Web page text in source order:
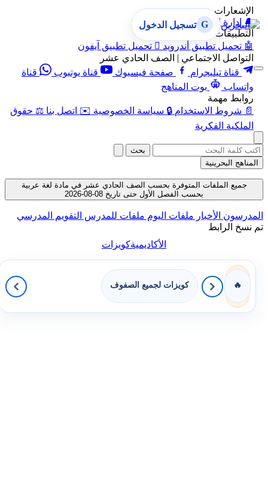
الإشعارات
🔔 إدارة الإشعارات
التطبيقات
🤖 تحميل تطبيق أندرويد  تحميل تطبيق آيفون
التواصل الاجتماعي | الصف الحادي عشر
قناة تيليجرام
صفحة فيسبوك قناة يوتيوب
قناة
واتساب
بوت المناهج
روابط مهمة
📄 شروط الاستخدام 🔒 سياسة الخصوصية ✉️ اتصل بنا ⚖️ حقوق
الملكية الفكرية
G تسجيل الدخول
بحث
المناهج البحرينية
جميع الملفات المتوفرة بحسب الصف الحادي عشر في مادة لغة عربية
بحسب الفصل الأول حتى تاريخ 08-08-2026
المدرسون الأخبار ملفات اليوم ملفات للمدرس التقويم المدرسي
تم نسخ الرابط
الأكاديميةكويزات
🔥 كويزات لجميع الصفوف